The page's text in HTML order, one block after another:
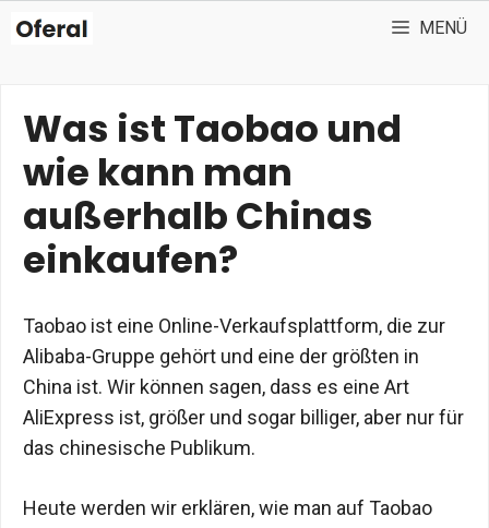
Zum
Inhalt
MENÜ
Was ist Taobao und
wie kann man
außerhalb Chinas
einkaufen?
Taobao ist eine Online-Verkaufsplattform, die zur
Alibaba-Gruppe gehört und eine der größten in
China ist. Wir können sagen, dass es eine Art
AliExpress ist, größer und sogar billiger, aber nur für
das chinesische Publikum.
Heute werden wir erklären, wie man auf Taobao